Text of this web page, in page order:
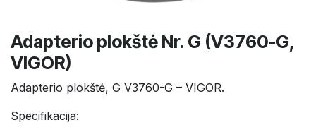
Adapterio plokštė Nr. G (V3760-G,
VIGOR)
Adapterio plokštė, G V3760-G – VIGOR.
Specifikacija: